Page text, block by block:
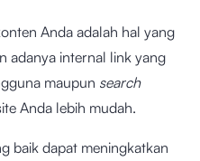
Anda adalah hal yang
adanya internal link yang
maupun search
Anda lebih mudah.
baik dapat meningkatkan